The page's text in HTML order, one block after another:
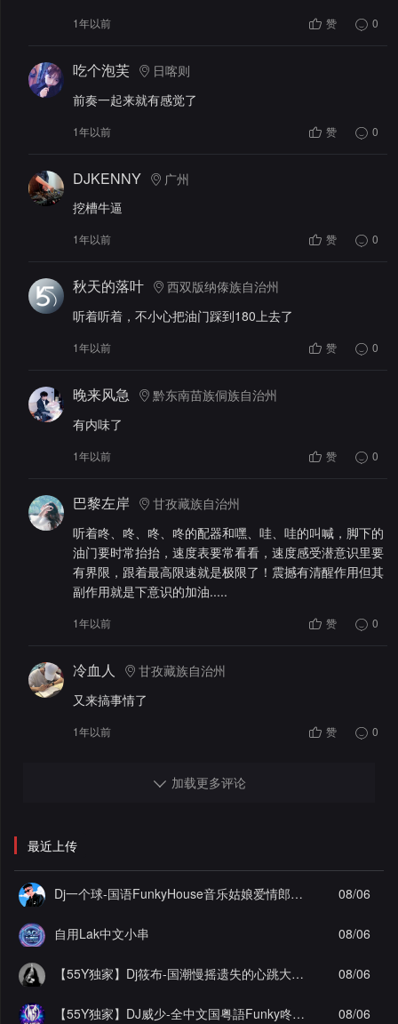
1年以前 赞 0
吃个泡芙
日喀则
前奏一起来就有感觉了
1年以前 赞 0
DJKENNY
广州
挖槽牛逼
1年以前 赞 0
秋天的落叶
西双版纳傣族自治州
听着听着，不小心把油门踩到180上去了
1年以前 赞 0
晚来风急
黔东南苗族侗族自治州
有内味了
1年以前 赞 0
巴黎左岸
甘孜藏族自治州
听着咚、咚、咚、咚的配器和嘿、哇、哇的叫喊，脚下的
油门要时常抬抬，速度表要常看看，速度感受潜意识里要
有界限，跟着最高限速就是极限了！震撼有清醒作用但其
副作用就是下意识的加油.....
1年以前 赞 0
冷血人
甘孜藏族自治州
又来搞事情了
1年以前 赞 0
加载更多评论
最近上传
Dj一个球-国语FunkyHouse音乐姑娘爱情郎为爱痴狂飘飘弹Q鼓系列慢摇串烧NO.124 08/06
自用Lak中文小串 08/06
【55Y独家】Dj筱布-国潮慢摇遗失的心跳大雨还在下ProgHouse串烧 08/06
【55Y独家】DJ威少-全中文国粤語Funky咚咚(辞九门回忆)车载串烧(DJ威少 FunkyHouse 2026 Rmx Ｖ８２) 08/06